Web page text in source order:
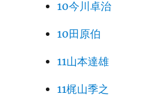
10今川卓治
10田原伯
11山本達雄
11梶山季之